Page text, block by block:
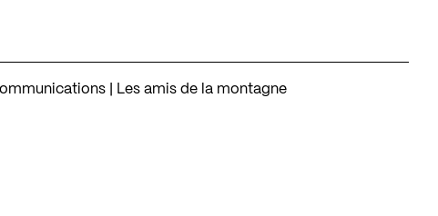
| Les amis de la montagne